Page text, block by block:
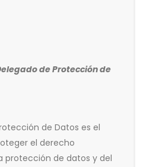
de Protección de
de Datos es el
el derecho
protección de datos y del